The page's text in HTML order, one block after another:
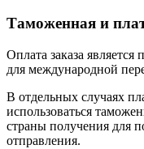
Таможенная и
Оплата заказа
для международной
В отдельных случаях
использоваться
страны получения для
отправления.